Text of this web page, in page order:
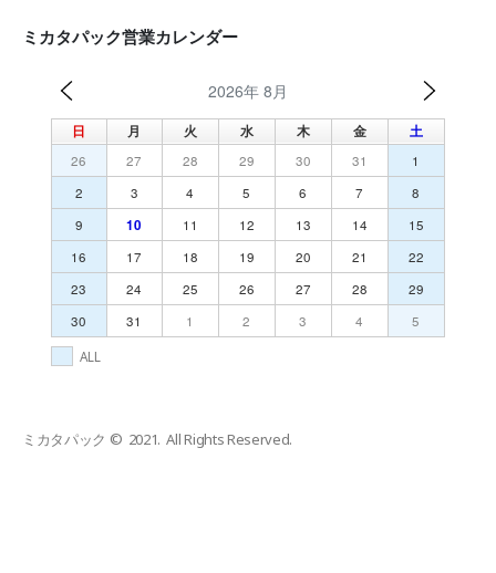
ミカタパック営業カレンダー
2026年 8月
日 月 火 水 木 金 土
26 27 28 29 30 31
1
2
3 4 5 6 7
8
9
10 11 12 13 14
15
16
17 18 19 20 21
22
23
24 25 26 27 28
29
30
31 1 2 3 4
5
ALL
ミカタパック © 2021. All Rights Reserved.